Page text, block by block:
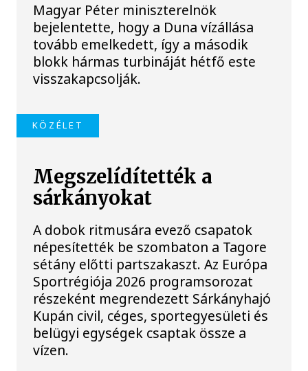
Magyar Péter miniszterelnök
bejelentette, hogy a Duna vízállása
tovább emelkedett, így a második
blokk hármas turbináját hétfő este
visszakapcsolják.
KÖZÉLET
Megszelídítették a
sárkányokat
A dobok ritmusára evező csapatok
népesítették be szombaton a Tagore
sétány előtti partszakaszt. Az Európa
Sportrégiója 2026 programsorozat
részeként megrendezett Sárkányhajó
Kupán civil, céges, sportegyesületi és
belügyi egységek csaptak össze a
vízen.